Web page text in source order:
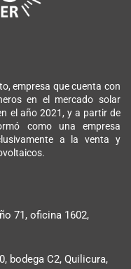
empresa que cuenta con
en el mercado solar
el año 2021, y a partir de
como una empresa
a la venta y
71, oficina 1602,
bodega C2, Quilicura,